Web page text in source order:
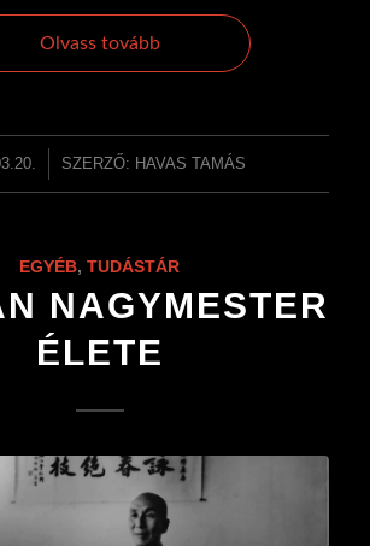
Olvass tovább
SZERZŐ: HAVAS TAMÁS
EGYÉB,TUDÁSTÁR
NAGYMESTER
ÉLETE